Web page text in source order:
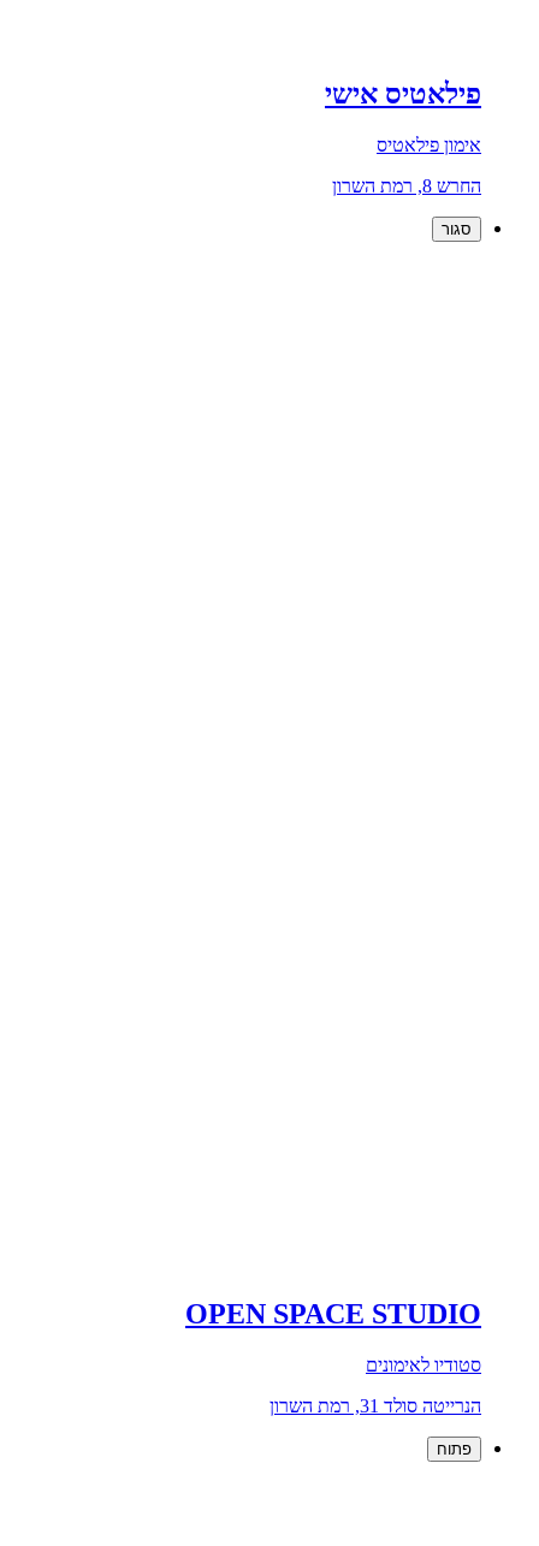
פילאטיס אישי
אימון פילאטיס
החרש 8, רמת השרון
סגור
OPEN SPACE STUDIO
סטודיו לאימונים
הנרייטה סולד 31, רמת השרון
פתוח